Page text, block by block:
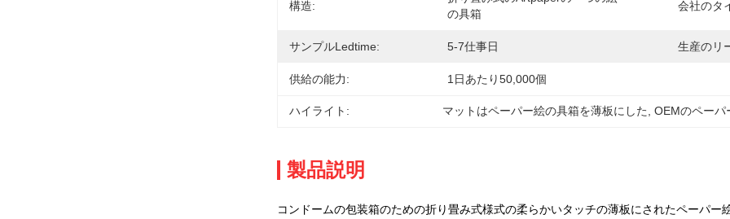
構造:
の具箱
会社のタ
サンプルLedtime: 5-7仕事日 生産のリ
供給の能力: 1日あたり50,000個
ハイライト: マットはペーパー絵の具箱を薄板にした , OEMのペーパ
製品説明
コンドームの包装箱のための折り畳み式様式の柔らかいタッチの薄板にされたペーパー